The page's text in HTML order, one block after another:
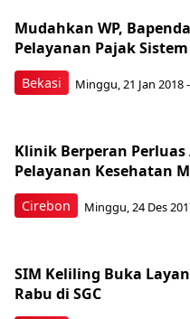
Bekasi
Mudahkan WP,
Pelayanan Pajak
Minggu, 21 Jan 2018
Cirebon
Klinik Berperan Perluas
Pelayanan Kesehatan
Minggu, 24 Des
SIM Keliling Buka
Rabu di SGC